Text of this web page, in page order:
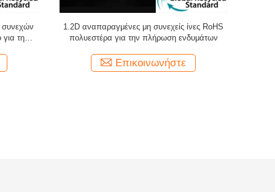
συνεχών
τη
1.2D αναπαραγμένες μη συνεχείς ίνες RoHS
πολυεστέρα για την πλήρωση ενδυμάτων
Επικοινωνήστε